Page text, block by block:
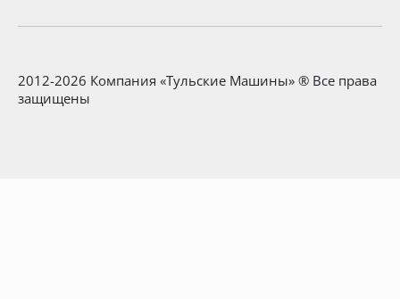
2012-2026 Компания «Тульские Машины» ® Все права
защищены